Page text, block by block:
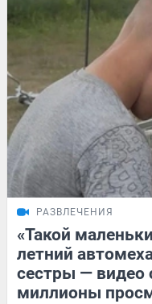
РАЗВЛЕЧЕНИЯ
«Такой
летний
сестры — видео
миллионы